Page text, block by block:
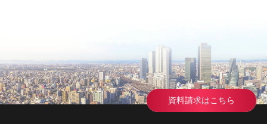
資料請求はこちら